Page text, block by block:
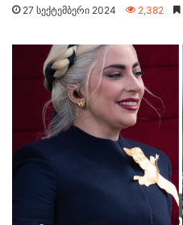
27 სექტემბერი 2024 2,382